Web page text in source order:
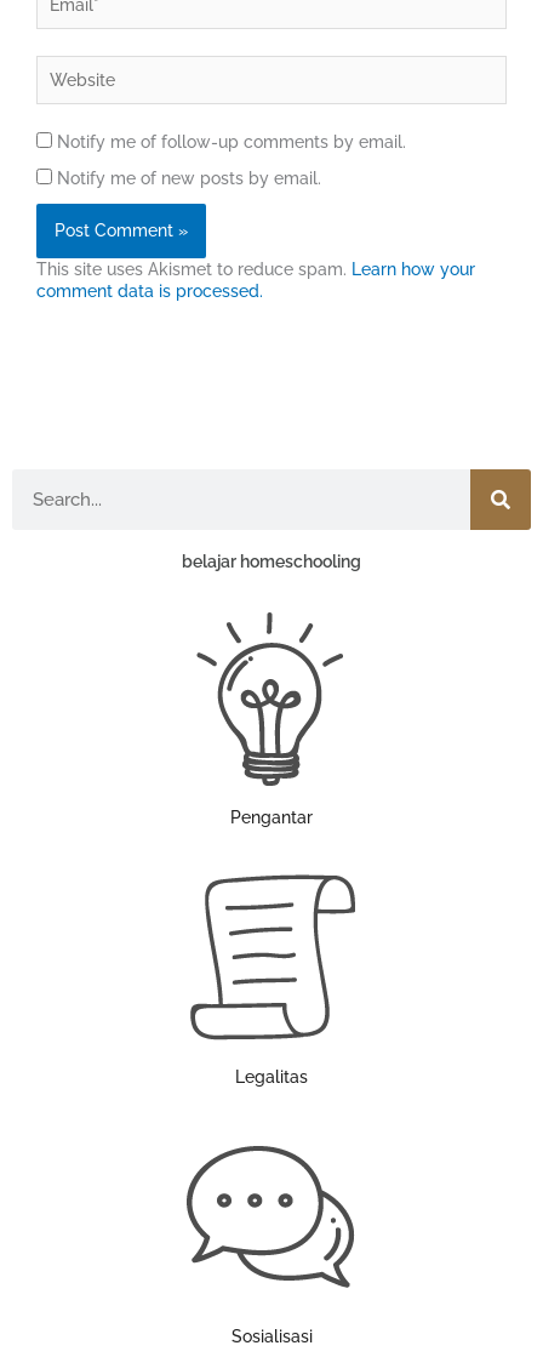
Notify me of follow-up comments by email.
Notify me of new posts by email.
This site uses Akismet to reduce spam. Learn how your
comment data is processed.
belajar homeschooling
Pengantar
Legalitas
Sosialisasi